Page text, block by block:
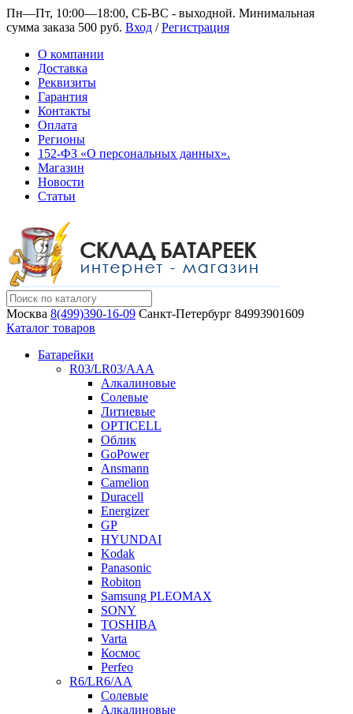
Пн—Пт, 10:00—18:00, СБ-ВС - выходной. Минимальная
сумма заказа 500 руб. Вход /Регистрация
О компании
Доставка
Реквизиты
Гарантия
Контакты
Оплата
Регионы
152-ФЗ «О персональных данных».
Магазин
Новости
Статьи
Москва 8(499)390-16-09 Санкт-Петербург 84993901609
Каталог товаров
Батарейки
R03/LR03/AAA
Алкалиновые
Солевые
Литиевые
OPTICELL
Облик
GoPower
Ansmann
Camelion
Duracell
Energizer
GP
HYUNDAI
Kodak
Panasonic
Robiton
Samsung PLEOMAX
SONY
TOSHIBA
Varta
Космос
Perfeo
R6/LR6/AA
Солевые
Алкалиновые